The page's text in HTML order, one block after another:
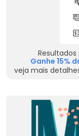
Ganhe 15%
veja mais